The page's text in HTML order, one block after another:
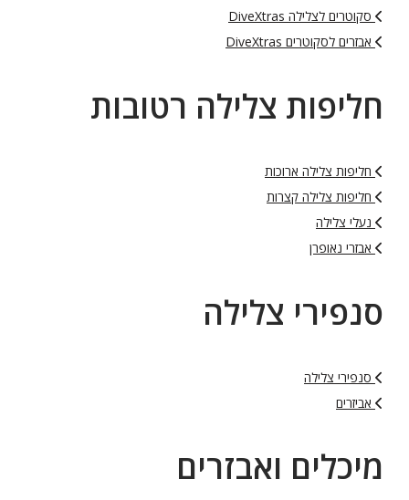
סקוטרים לצלילה DiveXtras
אבזרים לסקוטרים DiveXtras
חליפות צלילה רטובות
חליפות צלילה ארוכות
חליפות צלילה קצרות
נעלי צלילה
אבזרי נאופרן
סנפירי צלילה
סנפירי צלילה
אביזרים
מיכלים ואבזרים